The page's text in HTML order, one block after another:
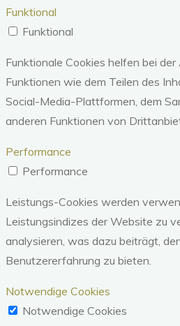
Funktional
Funktional
Funktionale Cookies helfen bei
Funktionen wie dem Teilen des
Social-Media-Plattformen, dem
anderen Funktionen von
Performance
Performance
Leistungs-Cookies werden
Leistungsindizes der Website zu
analysieren, was dazu beiträgt,
Benutzererfahrung zu bieten.
Notwendige Cookies
Notwendige Cookies